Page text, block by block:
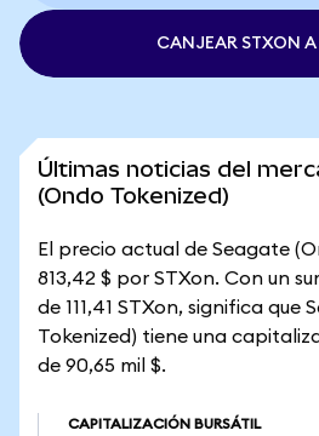
CANJEAR STXON
Últimas noticias del
(Ondo Tokenized)
El precio actual de Seagate
813,42 $ por STXon. Con un
de 111,41 STXon, significa que
Tokenized) tiene una
de 90,65 mil $.
CAPITALIZACIÓN BURSÁTIL